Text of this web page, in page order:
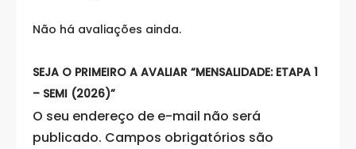
Não há avaliações ainda.
SEJA O PRIMEIRO A AVALIAR “MENSALIDADE: ETAPA 1
– SEMI (2026)”
O seu endereço de e-mail não será
publicado. Campos obrigatórios são